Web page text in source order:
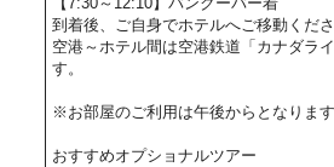
到着後、ご自身でホテルへご移動くださ
空港～ホテル間は空港鉄道「カナダラ
す。
※お部屋のご利用は午後からとなります
おすすめオプショナルツアー